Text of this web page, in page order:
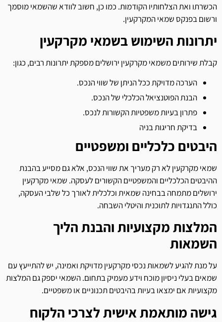
הכשרתו ואת הצלחותיו הקודמות. כמו כן, חשוב לוודא שהשמאי מוסמך
ורשום בפנקס שמאי המקרקעין.
יתרונות השימוש בשמאי מקרקעין
קבלת שירותים משמאי מקרקעין ירושלים מספקת יתרונות רבים, כגון:
הערכה מדויקת ככל הניתן של שווי הנכס.
הבנת הפוטנציאל הכלכלי של הנכס.
פתרון בעיות משפטיות הקשורות לנכס.
בדיקת חריגות בניה
היבטים כלכליים ומשפטיים
שמאי מקרקעין לא רק מעריך את שווי הנכס, אלא גם מסייע בהבנת
ההיבטים הכלכליים והמשפטיים הקשורים לעסקה. שמאי מקרקעין
ירושלים מתמחה בבחינה שמאית וכלכלית לאורך כל שלבי העסקה,
כולל התנגדויות לתוכנית והיטלי השבחה.
המלצות מקצועיות והבנת הליך
השמאות
על מנת להגיע לשמאות נכסי מקרקעין מדויקת ואמינה, יש להתייעץ עם
שמאים בעלי ניסיון מוכח וידע מעמיק בתחום. השמאי יספק גם המלצות
מקצועיות אם ימצאו בעיות בהיבטים תכנוניים או משפטיים.
גישה מותאמת אישית לצרכי הלקוח